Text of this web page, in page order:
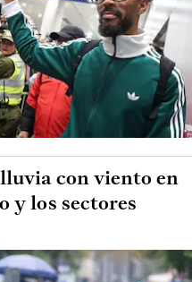
con viento en
y los sectores